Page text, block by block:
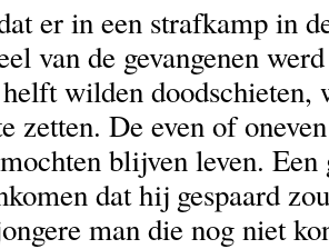
er in een strafkamp in
van de gevangenen
wilden doodschieten,
zetten. De even of
blijven leven.
dat hij gespaard
man die nog niet